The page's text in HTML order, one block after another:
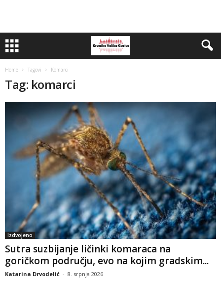
Home Tagovi Komarci
Tag: komarci
Izdvojeno
Sutra suzbijanje ličinki komaraca na
goričkom području, evo na kojim gradskim...
Katarina Drvodelić - 8. srpnja 2026